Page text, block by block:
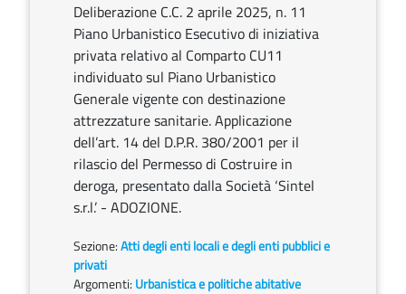
Deliberazione C.C. 2 aprile 2025, n. 11
Piano Urbanistico Esecutivo di iniziativa
privata relativo al Comparto CU11
individuato sul Piano Urbanistico
Generale vigente con destinazione
attrezzature sanitarie. Applicazione
dell’art. 14 del D.P.R. 380/2001 per il
rilascio del Permesso di Costruire in
deroga, presentato dalla Società ‘Sintel
s.r.l.’ - ADOZIONE.
Sezione:Atti degli enti locali e degli enti pubblici e
privati
Argomenti: Urbanistica e politiche abitative